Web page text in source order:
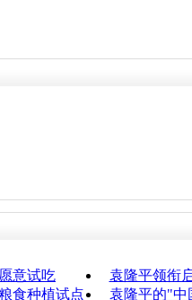
意试吃
袁隆平领衔
食种植试点
袁隆平的"中